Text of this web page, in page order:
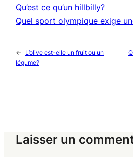
Qu’est ce qu’un hillbilly?
Quel sport olympique exige
←
L’olive est-elle un fruit ou un
légume?
Laisser un